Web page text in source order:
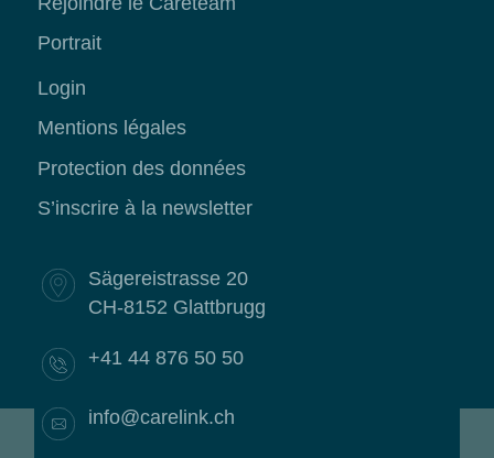
Portrait
Login
Mentions légales
Protection des données
S’inscrire à la newsletter
Sägereistrasse 20
CH-8152 Glattbrugg
+41 44 876 50 50
info@carelink.ch